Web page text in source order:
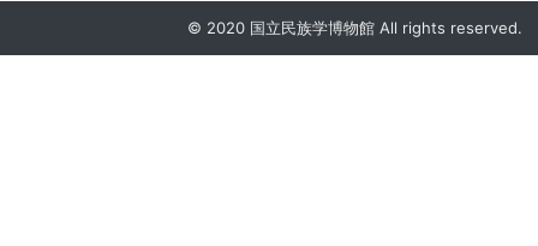
© 2020 国立民族学博物館 All rights reserved.